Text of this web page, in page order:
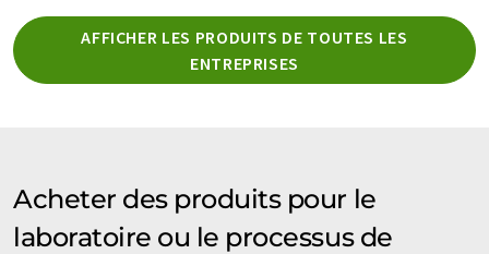
AFFICHER LES PRODUITS DE TOUTES LES
ENTREPRISES
Acheter des produits pour le
laboratoire ou le processus de